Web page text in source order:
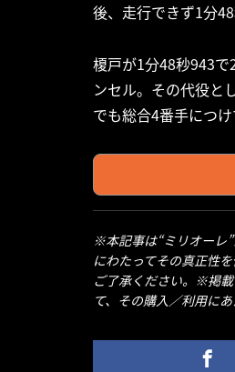
後、走行できず1分
榎戸が1分48秒943
ンセル。その代役と
でも総合4番手につ
※本記事は“ミリオーレ
にわたってその真正性
ご了承ください。※掲
て、その購入／利用に